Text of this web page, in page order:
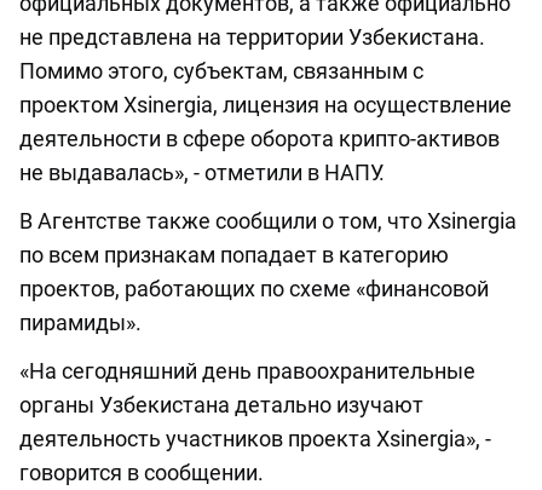
не представлена на территории Узбекистана.
Помимо этого, субъектам, связанным с
проектом Xsinergia, лицензия на осуществление
деятельности в сфере оборота крипто-активов
не выдавалась», - отметили в НАПУ.
В Агентстве также сообщили о том, что Xsinergia
по всем признакам попадает в категорию
проектов, работающих по схеме «финансовой
пирамиды».
«На сегодняшний день правоохранительные
органы Узбекистана детально изучают
деятельность участников проекта Xsinergia», -
говорится в сообщении.